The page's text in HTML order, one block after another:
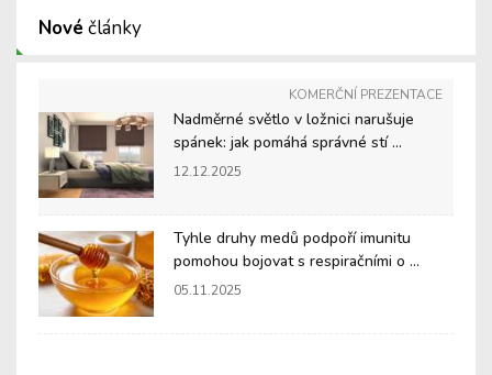
Nové články
KOMERČNÍ PREZENTACE
Nadměrné světlo v ložnici narušuje
spánek: jak pomáhá správné stí ...
12.12.2025
Tyhle druhy medů podpoří imunitu
pomohou bojovat s respiračními o ...
05.11.2025